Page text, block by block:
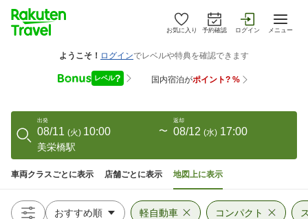
お気に入り 予約確認 ログイン メニュー
出発
08/11 (火) 10:00 〜
返却
08/12 (水) 17:00
美栄橋駅
車両クラスごとに表示 店舗ごとに表示 地図上に表示
軽自動車 コンパクト